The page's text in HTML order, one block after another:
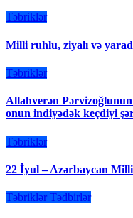
Təbriklər
Milli ruhlu, ziyalı və
Təbriklər
Allahverən
onun indiyədək keçdiyi
Təbriklər
22 İyul – Azərbaycan
Təbriklər Tədbirlər